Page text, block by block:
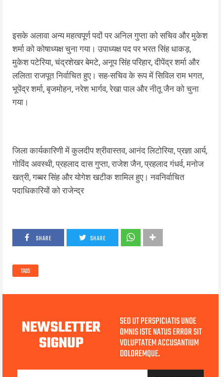
इसके अलावा अन्य महत्वपूर्ण पदों पर अनिल गुप्ता को सचिव और मुकेश
शर्मा को कोषाध्यक्ष चुना गया। उपाध्यक्ष पद पर भरत सिंह धाकड़,
मुकेश पटेरिया, चंद्रशेखर बेमटे, अनूप सिंह परिहार, दीपेंद्र शर्मा और
ललिता राजपूत निर्वाचित हुए। सह-सचिव के रूप में सिविल राम भगत,
भूपेंद्र शर्मा, बृजमोहन, नरेश भार्गव, रेखा पाल और नीतू जैन को चुना
गया।
जिला कार्यकारिणी में कुलदीप श्रीवास्तव, आनंद लिटोरिया, प्रज्ञा आर्य,
गोविंद अवस्थी, प्रहलाद दास गुप्ता, राजेश जैन, प्रहलाद गंधर्व, मनोज
खत्री, गब्बर सिंह और योगेश खटीक शामिल हुए। नवनिर्वाचित
पदाधिकारियों को राजेन्द्र
SHARE SHARE
TAGS
NEWSLETTER
SIGNUP
SED UT PERSPICIATIS UNDE
OMNIS ISTE NATUS ERROR SIT
VOLUPTATEM ACCUSANTIUM
DOLOREMQUE.